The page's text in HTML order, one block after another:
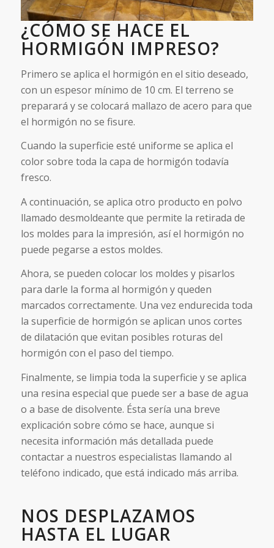
¿CÓMO SE HACE EL
HORMIGÓN IMPRESO?
Primero se aplica el hormigón en el sitio deseado,
con un espesor mínimo de 10 cm. El terreno se
preparará y se colocará mallazo de acero para que
el hormigón no se fisure.
Cuando la superficie esté uniforme se aplica el
color sobre toda la capa de hormigón todavía
fresco.
A continuación, se aplica otro producto en polvo
llamado desmoldeante que permite la retirada de
los moldes para la impresión, así el hormigón no
puede pegarse a estos moldes.
Ahora, se pueden colocar los moldes y pisarlos
para darle la forma al hormigón y queden
marcados correctamente. Una vez endurecida toda
la superficie de hormigón se aplican unos cortes
de dilatación que evitan posibles roturas del
hormigón con el paso del tiempo.
Finalmente, se limpia toda la superficie y se aplica
una resina especial que puede ser a base de agua
o a base de disolvente. Ésta sería una breve
explicación sobre cómo se hace, aunque si
necesita información más detallada puede
contactar a nuestros especialistas llamando al
teléfono indicado, que está indicado más arriba.
NOS DESPLAZAMOS
HASTA EL LUGAR